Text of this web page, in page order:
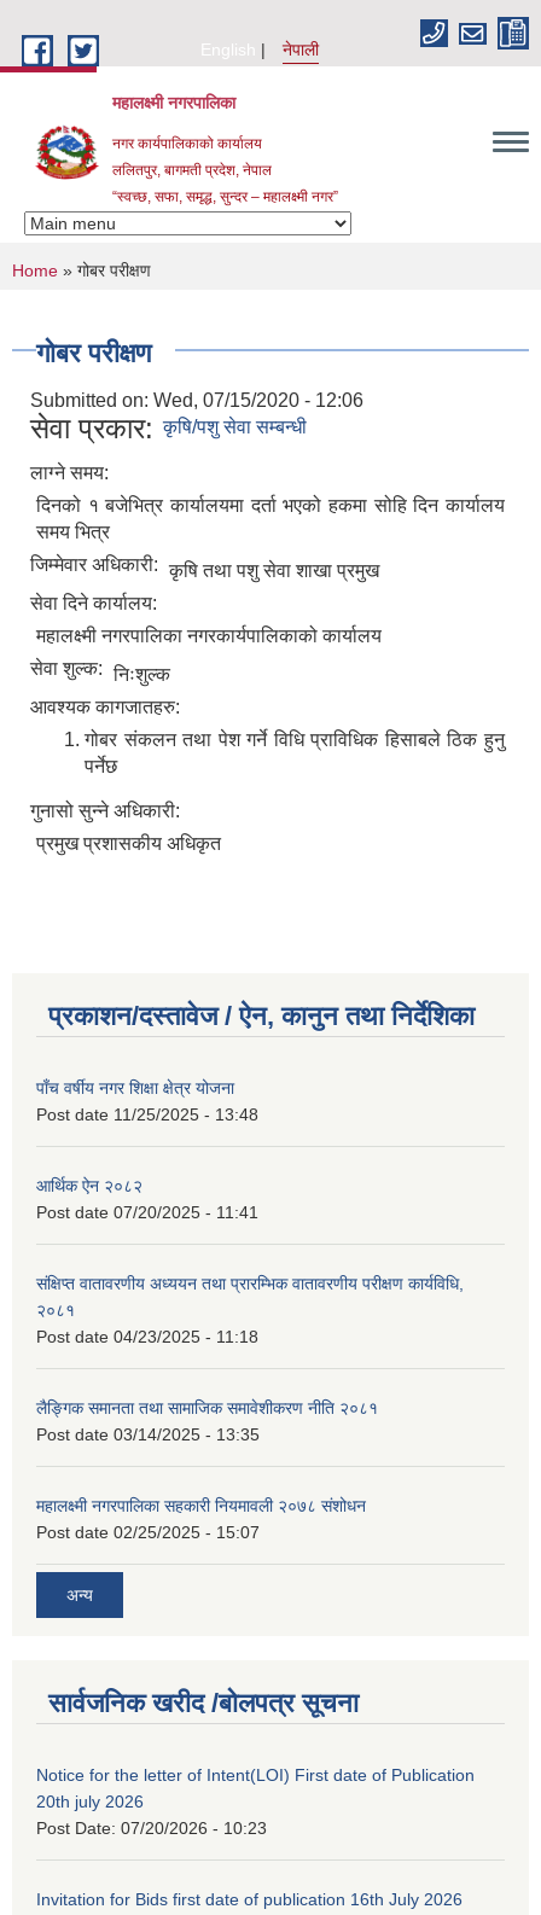
English
नेपाली
महालक्ष्मी नगरपालिका
नगर कार्यपालिकाको कार्यालय
ललितपुर, बागमती प्रदेश, नेपाल
“स्वच्छ, सफा, समृद्ध, सुन्दर – महालक्ष्मी नगर”
You are here
Home » गोबर परीक्षण
गोबर परीक्षण
Submitted on: Wed, 07/15/2020 - 12:06
सेवा प्रकार: कृषि/पशु सेवा सम्बन्धी
लाग्ने समय:
दिनको १ बजेभित्र कार्यालयमा दर्ता भएको हकमा सोहि दिन कार्यालय
समय भित्र
जिम्मेवार अधिकारी: कृषि तथा पशु सेवा शाखा प्रमुख
सेवा दिने कार्यालय:
महालक्ष्मी नगरपालिका नगरकार्यपालिकाको कार्यालय
सेवा शुल्क: निःशुल्क
आवश्यक कागजातहरु:
गोबर संकलन तथा पेश गर्ने विधि प्राविधिक हिसाबले ठिक हुनु
पर्नेछ
गुनासो सुन्ने अधिकारी:
प्रमुख प्रशासकीय अधिकृत
प्रकाशन/दस्तावेज / ऐन, कानुन तथा निर्देशिका
पाँच वर्षीय नगर शिक्षा क्षेत्र योजना
Post date 11/25/2025 - 13:48
आर्थिक ऐन २०८२
Post date 07/20/2025 - 11:41
संक्षिप्त वातावरणीय अध्ययन तथा प्रारम्भिक वातावरणीय परीक्षण कार्यविधि,
२०८१
Post date 04/23/2025 - 11:18
लैङ्गिक समानता तथा सामाजिक समावेशीकरण नीति २०८१
Post date 03/14/2025 - 13:35
महालक्ष्मी नगरपालिका सहकारी नियमावली २०७८ संशोधन
Post date 02/25/2025 - 15:07
अन्य
सार्वजनिक खरीद /बोलपत्र सूचना
Notice for the letter of Intent(LOI) First date of Publication
20th july 2026
Post Date: 07/20/2026 - 10:23
Invitation for Bids first date of publication 16th July 2026